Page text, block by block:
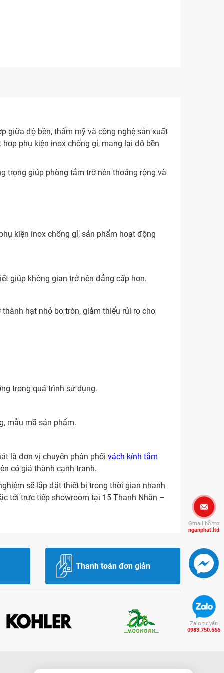
giữa độ bền, thẩm mỹ và công nghệ sản xuất
phụ kiện inox chống gỉ, mang lại độ bền
trọng giúp phòng tắm trở nên thoáng rộng và
kiện inox chống gỉ, sản phẩm hoạt động
giúp không gian trở nên đẳng cấp hơn.
hạt nhỏ bo tròn, giảm thiểu rủi ro cho
trong quá trình sử dụng.
mẫu mã sản phẩm.
là đơn vị chuyên phân phốivách kính tắm
có giá thành cạnh tranh.
sẽ lắp đặt thiết bị trong thời gian nhanh
tới trực tiếp showroom tại 15 Thanh Nhàn –
Thanh toán đơn giản
Gmail hỗ trợ
nganphat.ltd
Zalo tư vấn
0983.750.566